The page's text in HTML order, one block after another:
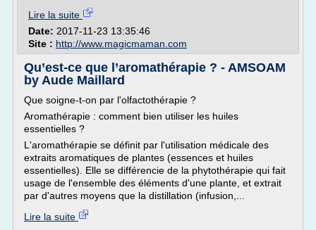
Lire la suite
Date: 2017-11-23 13:35:46
Site : http://www.magicmaman.com
Qu’est-ce que l’aromathérapie ? - AMSOAM
by Aude Maillard
Que soigne-t-on par l'olfactothérapie ?
Aromathérapie : comment bien utiliser les huiles
essentielles ?
L'aromathérapie se définit par l'utilisation médicale des
extraits aromatiques de plantes (essences et huiles
essentielles). Elle se différencie de la phytothérapie qui fait
usage de l'ensemble des éléments d'une plante, et extrait
par d'autres moyens que la distillation (infusion,...
Lire la suite